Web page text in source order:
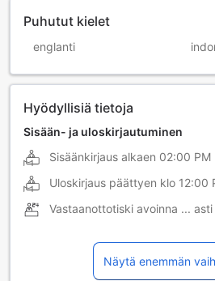
Puhutut kielet
englanti
Hyödyllisiä tietoja
Sisään- ja uloskirjautuminen
Sisäänkirjaus alkaen 02:00 PM
Uloskirjaus päättyen klo 12:00
Vastaanottotiski avoinna ... asti
Näytä enemmän